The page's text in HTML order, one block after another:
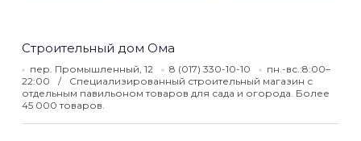
Строительный дом Ома
пер. Промышленный, 12 8 (017) 330-10-10
пн.-вс.:8:00–
22:00
Специализированный строительный магазин с
отдельным павильоном товаров для сада и огорода. Более
45 000 товаров.